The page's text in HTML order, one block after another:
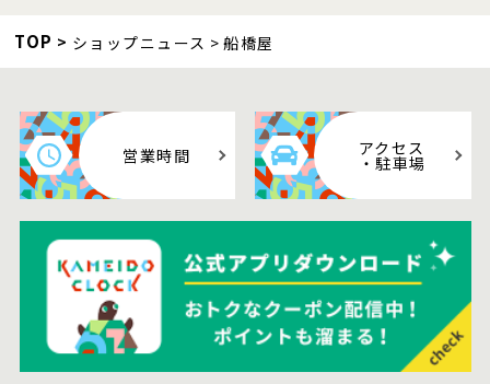
TOP ショップニュース 船橋屋
営業時間 アクセス
・駐車場